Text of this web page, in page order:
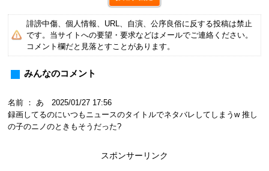
誹謗中傷、個人情報、URL、自演、公序良俗に反する投稿は禁止
です。当サイトへの要望・要求などはメールでご連絡ください。
コメント欄だと見落とすことがあります。
みんなのコメント
名前 ： あ 2025/01/27 17:56
録画してるのにいつもニュースのタイトルでネタバレしてしまうw 推し
の子のニノのときもそうだった?
スポンサーリンク